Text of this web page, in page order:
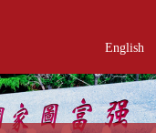
English